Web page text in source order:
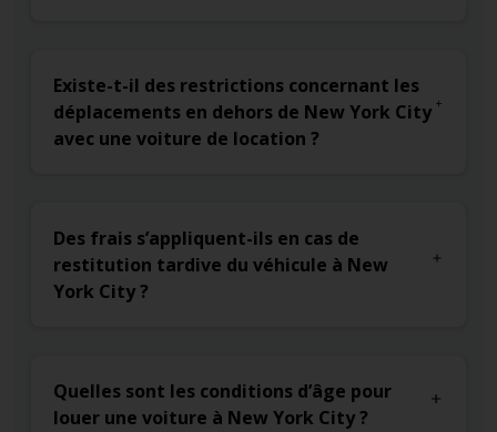
Existe-t-il des restrictions concernant les
déplacements en dehors de New York City
avec une voiture de location ?
Des frais s’appliquent-ils en cas de
restitution tardive du véhicule à New
York City ?
Quelles sont les conditions d’âge pour
louer une voiture à New York City ?